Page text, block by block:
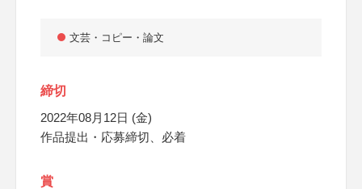
文芸・コピー・論文
締切
2022年08月12日 (金)
作品提出・応募締切、必着
賞